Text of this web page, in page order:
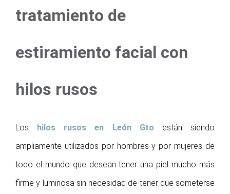
tratamiento de
estiramiento facial con
hilos rusos
Los hilos rusos en León Gto están siendo
ampliamente utilizados por hombres y por mujeres de
todo el mundo que desean tener una piel mucho más
firme y luminosa sin necesidad de tener que someterse